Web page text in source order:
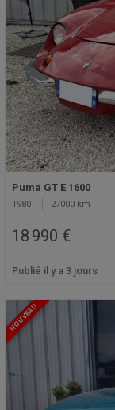
Puma GT E 1600
1980 27000 km
18 990 €
Publié il y a 3 jours
NOUVEAU